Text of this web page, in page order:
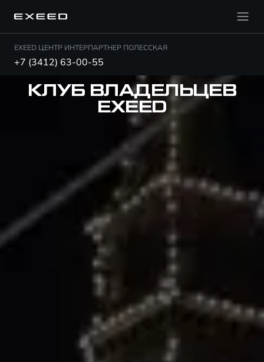
EXEED ЦЕНТР ИНТЕРПАРТНЕР ПОЛЕССКАЯ
+7 (3412) 63-00-55
КЛУБ ВЛАДЕЛЬЦЕВ
EXEED